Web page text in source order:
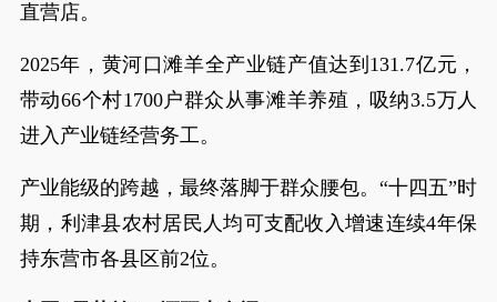
直营店。
2025年，黄河口滩羊全产业链产值达到131.7亿元，
带动66个村1700户群众从事滩羊养殖，吸纳3.5万人
进入产业链经营务工。
产业能级的跨越，最终落脚于群众腰包。“十四五”时
期，利津县农村居民人均可支配收入增速连续4年保
持东营市各县区前2位。